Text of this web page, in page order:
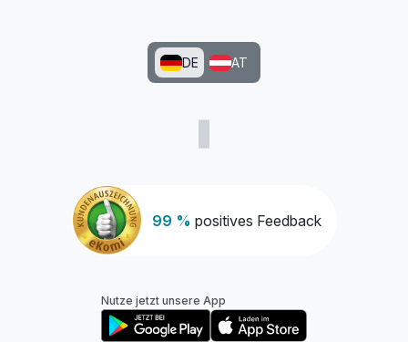
99 % positives Feedback
DE AT
Nutze jetzt unsere App